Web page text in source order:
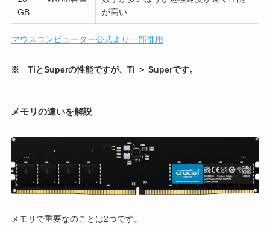
GB
が高い
マウスコンピューター公式より一部引用
※ TiとSuperの性能ですが、Ti ＞ Superです。
メモリの違いを解説
メモリで重要なのことは2つです。